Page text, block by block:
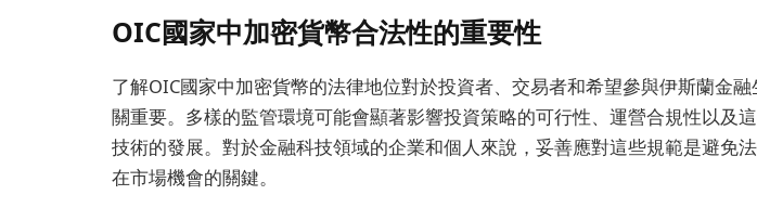
OIC國家中加密貨幣合法性的重要性
了解OIC國家中加密貨幣的法律地位對於投資者、交易者和希望參與伊斯蘭金
關重要。多樣的監管環境可能會顯著影響投資策略的可行性、運營合規性以及
技術的發展。對於金融科技領域的企業和個人來說，妥善應對這些規範是避免
在市場機會的關鍵。